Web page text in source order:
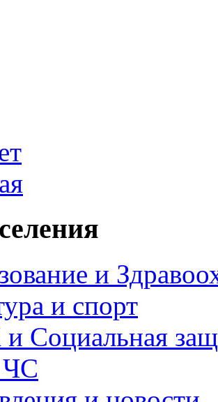
и
и спорт
Социальная